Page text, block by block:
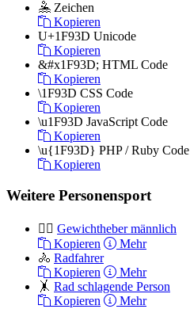
🤽 Zeichen
Kopieren
U+1F93D Unicode
Kopieren
&#x1F93D; HTML Code
Kopieren
\1F93D CSS Code
Kopieren
\u1F93D JavaScript Code
Kopieren
\u{1F93D} PHP / Ruby Code
Kopieren
Weitere Personensport
🏋️‍♂️ Gewichtheber männlich
Kopieren
Mehr
🚴 Radfahrer
Kopieren
Mehr
🤸 Rad schlagende Person
Kopieren
Mehr